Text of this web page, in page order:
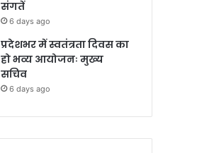
संगतें
6 days ago
प्रदेशभर में स्वतंत्रता दिवस का
हो भव्य आयोजनः मुख्य
सचिव
6 days ago